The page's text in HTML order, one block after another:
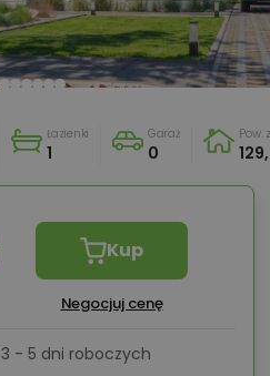
Łazienki
1
Garaż
0
Pow.
Kup
Negocjuj cenę
3 - 5 dni roboczych